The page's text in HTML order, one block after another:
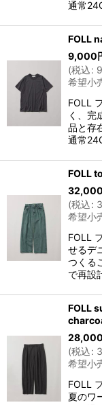
通常
FOLL
9,000
(税込:
希望小
FOLL
く、完
品と存
通常
FOLL
32,000
(税込:
希望小
FOLL
せるデ
つくる
で再設
FOLL
28,000
(税込:
希望小
FOLL
夏のワ